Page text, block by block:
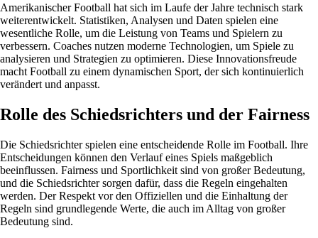
Amerikanischer Football hat sich im Laufe der Jahre technisch stark
weiterentwickelt. Statistiken, Analysen und Daten spielen eine
wesentliche Rolle, um die Leistung von Teams und Spielern zu
verbessern. Coaches nutzen moderne Technologien, um Spiele zu
analysieren und Strategien zu optimieren. Diese Innovationsfreude
macht Football zu einem dynamischen Sport, der sich kontinuierlich
verändert und anpasst.
Rolle des Schiedsrichters und der Fairness
Die Schiedsrichter spielen eine entscheidende Rolle im Football. Ihre
Entscheidungen können den Verlauf eines Spiels maßgeblich
beeinflussen. Fairness und Sportlichkeit sind von großer Bedeutung,
und die Schiedsrichter sorgen dafür, dass die Regeln eingehalten
werden. Der Respekt vor den Offiziellen und die Einhaltung der
Regeln sind grundlegende Werte, die auch im Alltag von großer
Bedeutung sind.